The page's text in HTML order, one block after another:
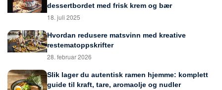
dessertbordet med frisk krem og bær
18. juli 2025
Hvordan redusere matsvinn med kreative
restematoppskrifter
28. februar 2026
Slik lager du autentisk ramen hjemme: komplett
guide til kraft, tare, aromaolje og nudler